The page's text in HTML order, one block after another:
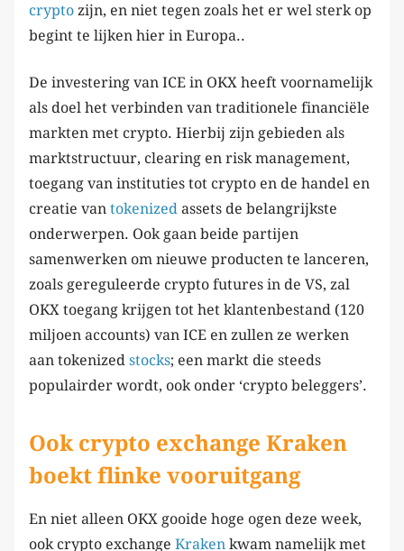
crypto zijn, en niet tegen zoals het er wel sterk op
begint te lijken hier in Europa..
De investering van ICE in OKX heeft voornamelijk
als doel het verbinden van traditionele financiële
markten met crypto. Hierbij zijn gebieden als
marktstructuur, clearing en risk management,
toegang van instituties tot crypto en de handel en
creatie van tokenized assets de belangrijkste
onderwerpen. Ook gaan beide partijen
samenwerken om nieuwe producten te lanceren,
zoals gereguleerde crypto futures in de VS, zal
OKX toegang krijgen tot het klantenbestand (120
miljoen accounts) van ICE en zullen ze werken
aan tokenized stocks; een markt die steeds
populairder wordt, ook onder ‘crypto beleggers’.
Ook crypto exchange Kraken
boekt flinke vooruitgang
En niet alleen OKX gooide hoge ogen deze week,
ook crypto exchange Kraken kwam namelijk met